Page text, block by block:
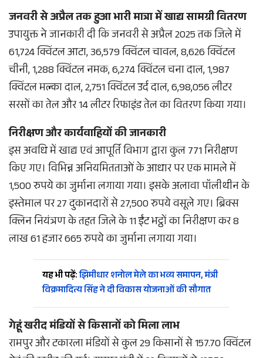
जनवरी से अप्रैल तक हुआ भारी मात्रा में खाद्य सामग्री वितरण
उपायुक्त ने जानकारी दी कि जनवरी से अप्रैल 2025 तक जिले में
61,724 क्विंटल आटा, 36,579 क्विंटल चावल, 8,626 क्विंटल
चीनी, 1,288 क्विंटल नमक, 6,274 क्विंटल चना दाल, 1,987
क्विंटल मल्का दाल, 2,751 क्विंटल उर्द दाल, 6,98,056 लीटर
सरसों का तेल और 14 लीटर रिफाइंड तेल का वितरण किया गया।
निरीक्षण और कार्यवाहियों की जानकारी
इस अवधि में खाद्य एवं आपूर्ति विभाग द्वारा कुल 771 निरीक्षण
किए गए। विभिन्न अनियमितताओं के आधार पर एक मामले में
1,500 रुपये का जुर्माना लगाया गया। इसके अलावा पॉलीथीन के
इस्तेमाल पर 27 दुकानदारों से 27,500 रुपये वसूले गए। ब्रिक्स
क्लिन नियंत्रण के तहत जिले के 11 ईंट भट्ठों का निरीक्षण कर 8
लाख 61 हजार 665 रुपये का जुर्माना लगाया गया।
यह भी पढ़ें:झिमीधार शनोल मेले का भव्य समापन, मंत्री
विक्रमादित्य सिंह ने दी विकास योजनाओं की सौगात
गेहूं खरीद मंडियों से किसानों को मिला लाभ
रामपुर और टकारला मंडियों से कुल 29 किसानों से 157.70 क्विंटल